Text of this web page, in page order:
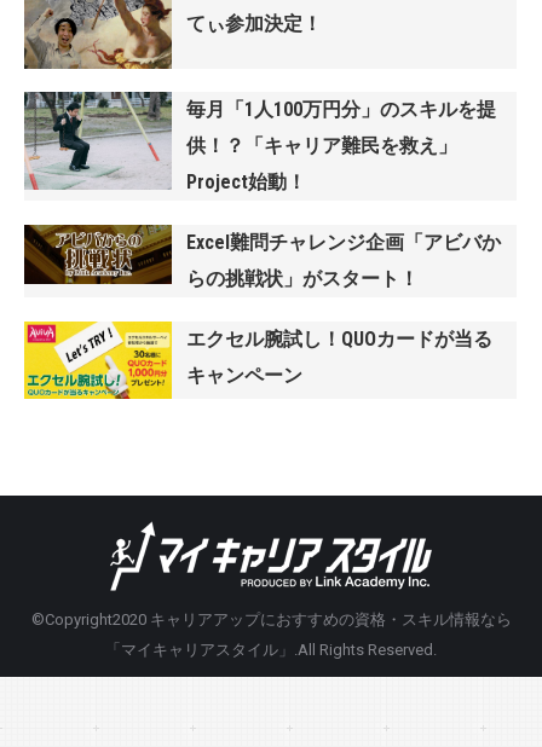
てぃ参加決定！
毎月「1人100万円分」のスキルを提
供！？「キャリア難民を救え」
Project始動！
Excel難問チャレンジ企画「アビバか
らの挑戦状」がスタート！
エクセル腕試し！QUOカードが当る
キャンペーン
©Copyright2020 キャリアアップにおすすめの資格・スキル情報なら
「マイキャリアスタイル」 .All Rights Reserved.